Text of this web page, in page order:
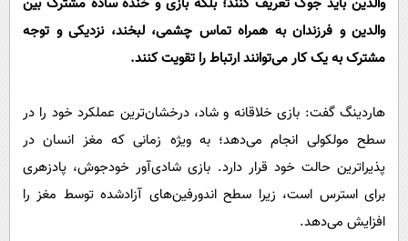
والدین باید جوک تعریف کنند؛ بلکه بازی و خنده ساده مشترک بین
والدین و فرزندان به همراه تماس چشمی، لبخند، نزدیکی و توجه
مشترک به یک کار می‌توانند ارتباط را تقویت کنند.
هاردینگ گفت: بازی خلاقانه و شاد، درخشان‌ترین عملکرد خود را در
سطح مولکولی انجام می‌دهد؛ به ویژه زمانی که مغز انسان در
پذیراترین حالت خود قرار دارد. بازی شادی‌آور خودجوش، پادزهری
برای استرس است، زیرا سطح اندورفین‌های آزادشده توسط مغز را
افزایش می‌دهد.